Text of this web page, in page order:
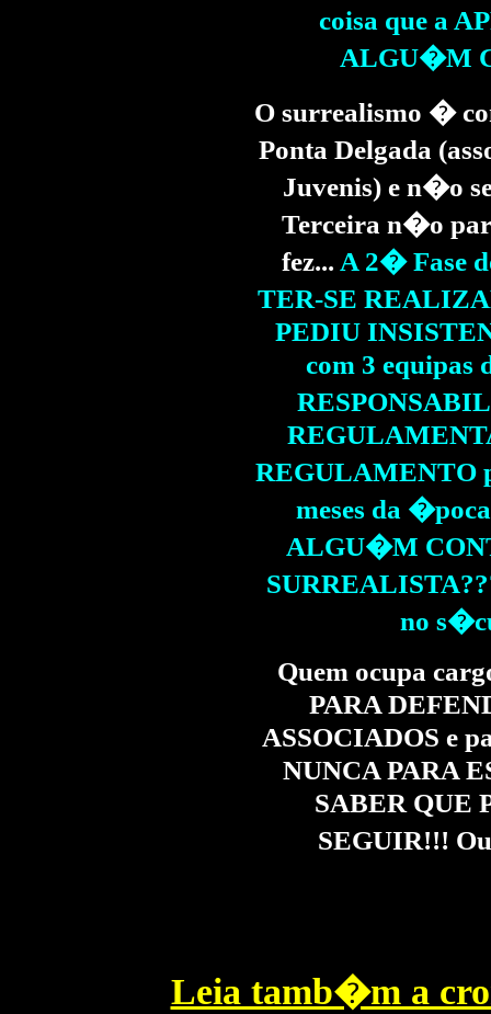
coisa que a
ALGU�M
O surrealismo �
Ponta Delgada
Juvenis) e n�o
Terceira n�o
fez... A 2� Fase
TER-SE
PEDIU
com 3 equipas
REGULAMENTO
meses da
ALGU�M
no
Quem ocupa
PARA
ASSOCIADOS e
NUNCA PARA
SABER QUE
SEGUIR!!!
Leia tamb�m a